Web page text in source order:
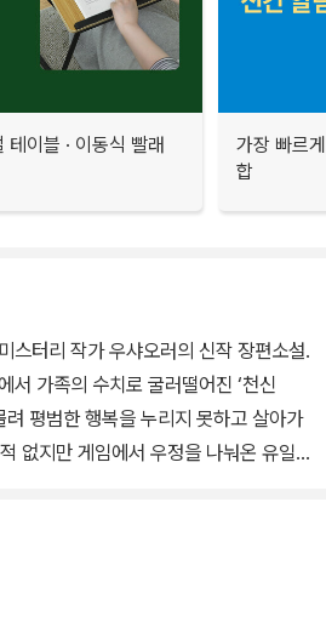
이블 · 이동식 빨래
가장 빠르
합
스터리 작가 우샤오러의 신작 장편소설.
서 가족의 수치로 굴러떨어진 ‘천신
려 평범한 행복을 누리지 못하고 살아가
없지만 게임에서 우정을 나눠온 유일한
서 이탈한 이들이 온기를 찾아 피리 부
넷으로 모여든다. 1인분의 생산력을 갖